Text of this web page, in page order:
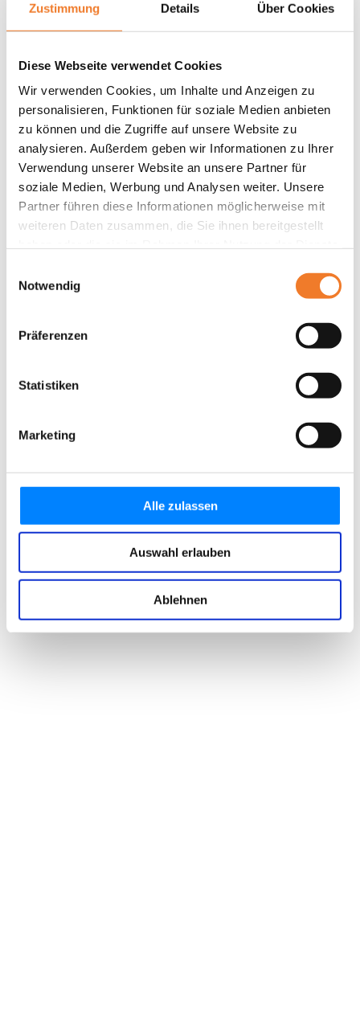
Zustimmung Details Über Cookies
Diese Webseite verwendet Cookies
Wir verwenden Cookies, um Inhalte und Anzeigen zu
personalisieren, Funktionen für soziale Medien anbieten
zu können und die Zugriffe auf unsere Website zu
analysieren. Außerdem geben wir Informationen zu Ihrer
Verwendung unserer Website an unsere Partner für
soziale Medien, Werbung und Analysen weiter. Unsere
Partner führen diese Informationen möglicherweise mit
weiteren Daten zusammen, die Sie ihnen bereitgestellt
Notwendig
Präferenzen
Statistiken
Marketing
Alle zulassen
Auswahl erlauben
Ablehnen